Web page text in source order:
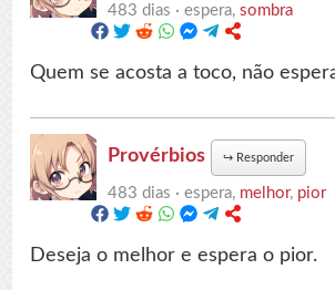
483 dias ·espera,sombra
Quem se acosta a toco, não
Provérbios ↪ Responder
483 dias ·espera, melhor, pior
Deseja o melhor e espera o pior.